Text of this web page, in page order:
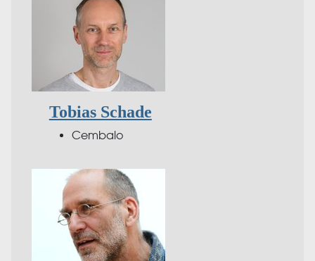
Tobias Schade
Cembalo